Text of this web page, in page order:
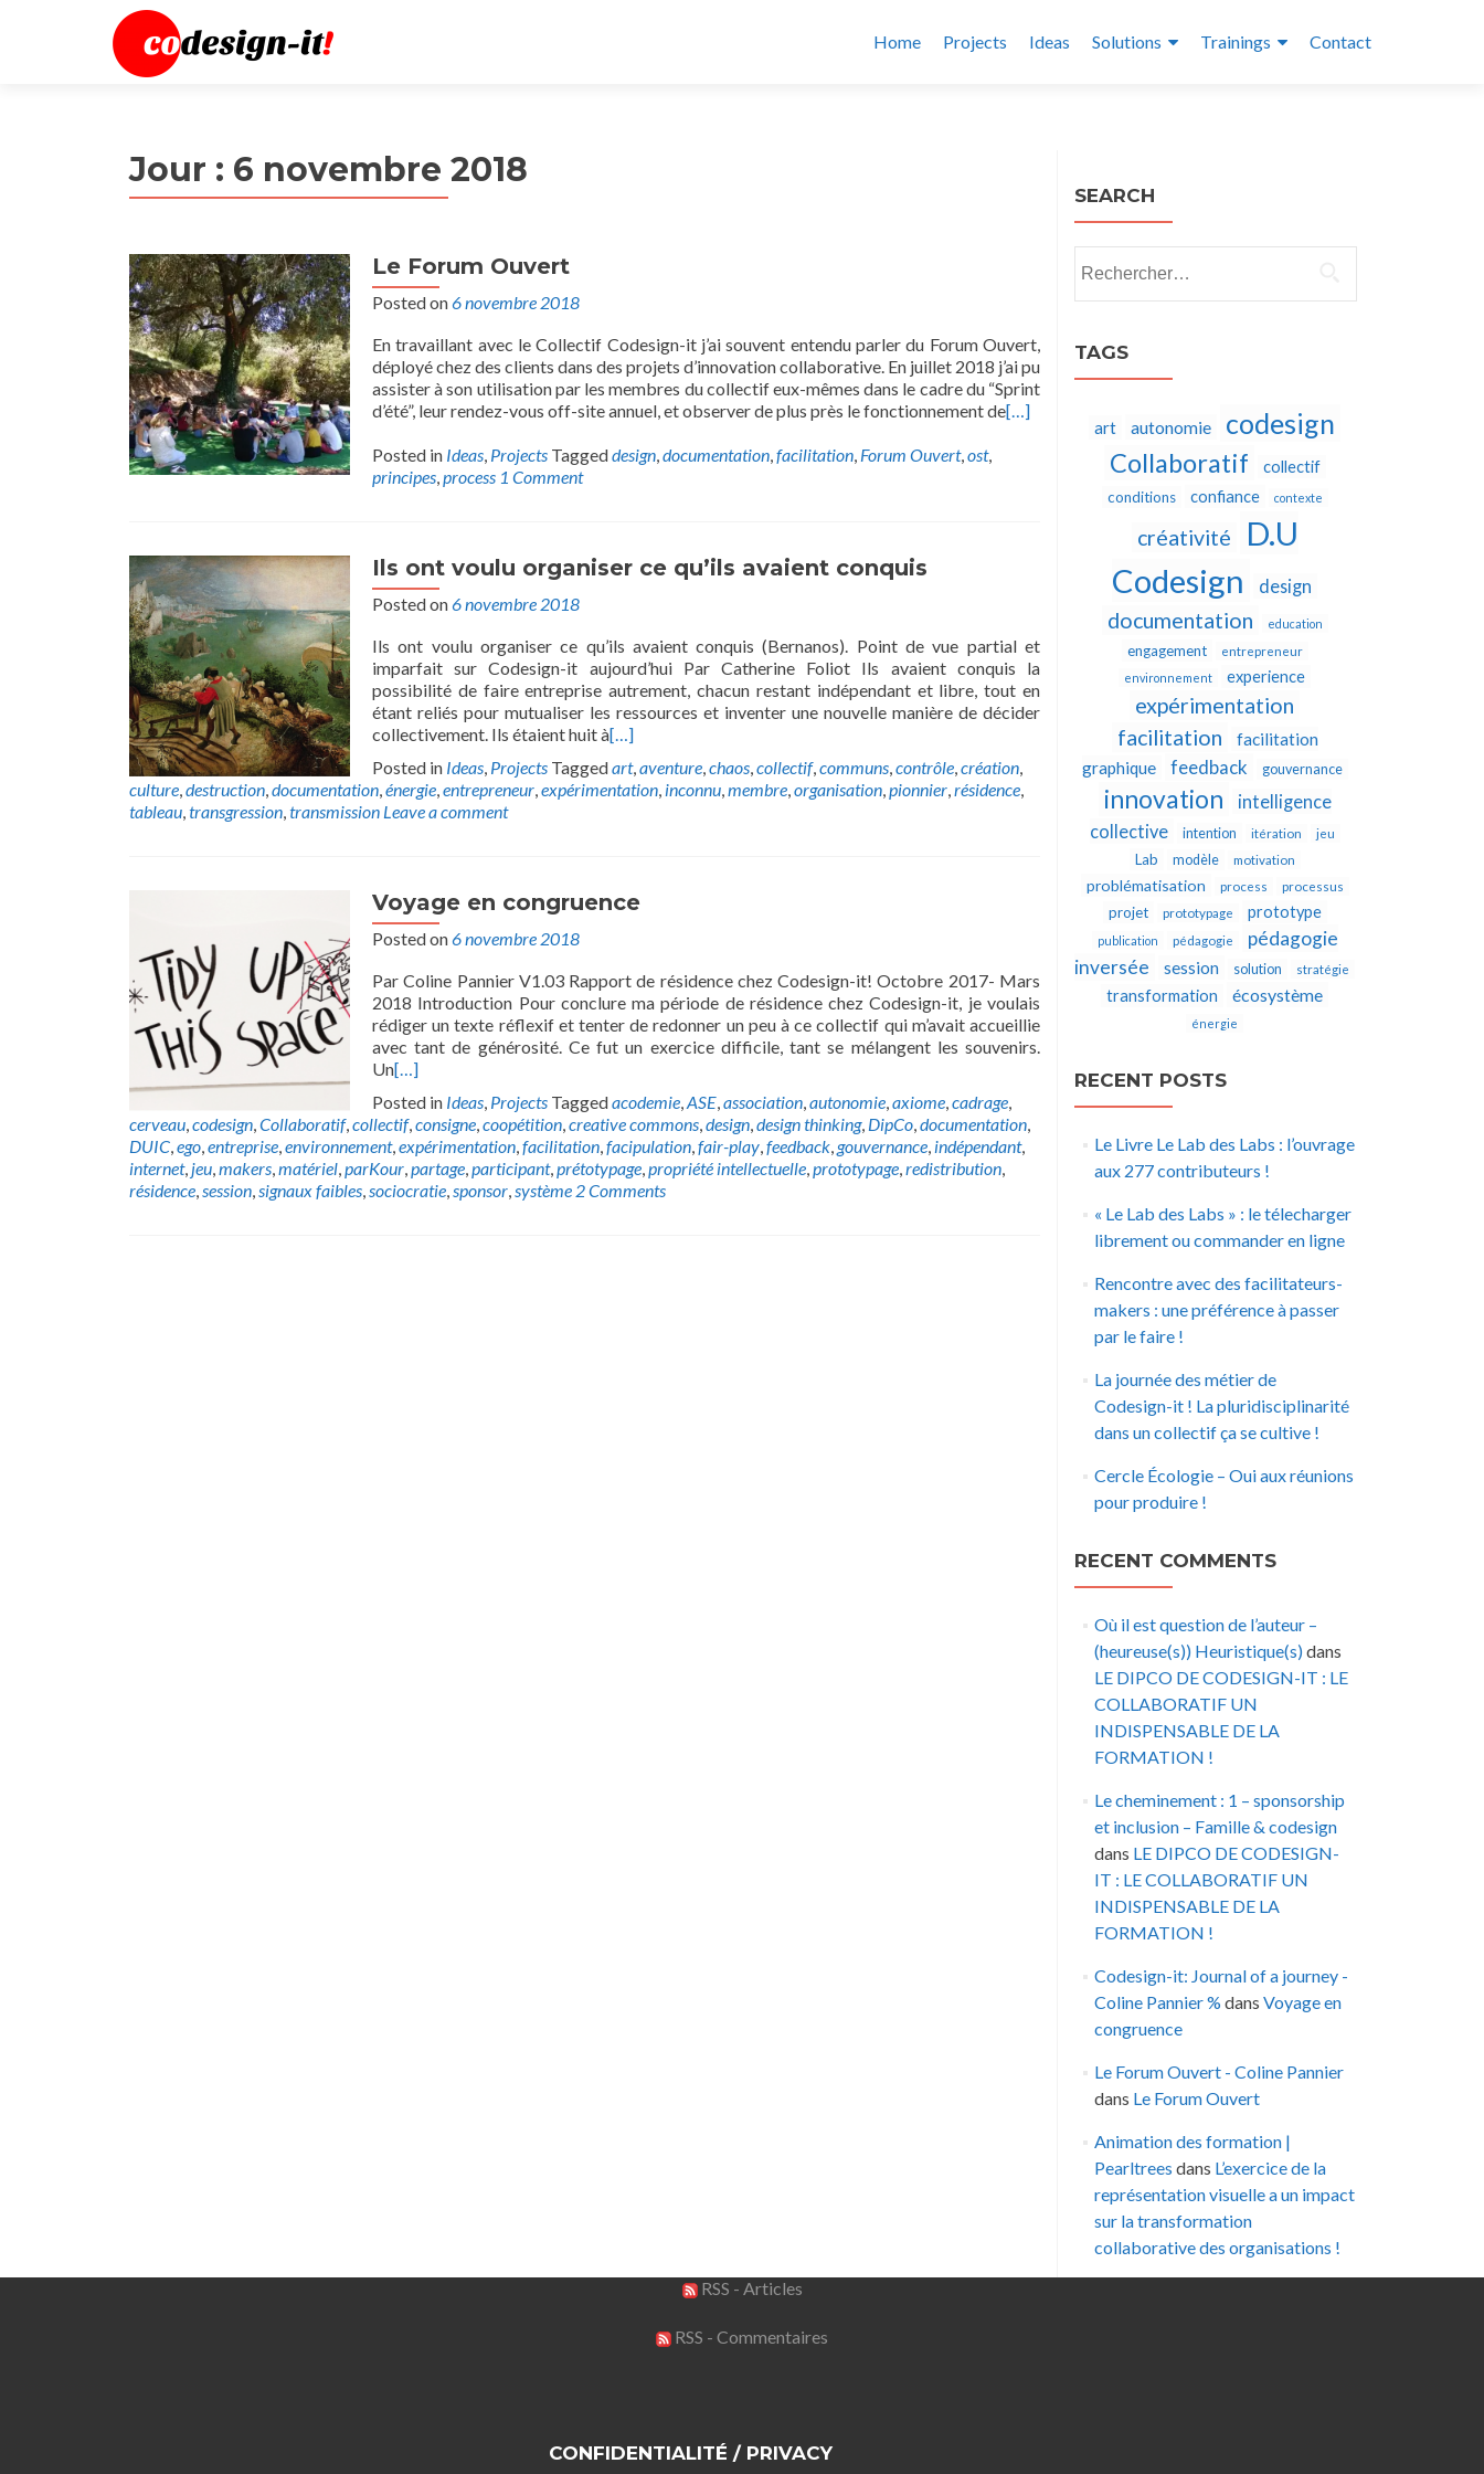
Home Projects Ideas Solutions Trainings Contact
Jour : 6 novembre 2018
Le Forum Ouvert
Posted on6 novembre 2018
En travaillant avec le Collectif Codesign-it j’ai souvent entendu parler du Forum Ouvert,
déployé chez des clients dans des projets d’innovation collaborative. En juillet 2018 j’ai pu
assister à son utilisation par les membres du collectif eux-mêmes dans le cadre du “Sprint
d’été”, leur rendez-vous off-site annuel, et observer de plus près le fonctionnement de[…]
Posted in Ideas, Projects Taggeddesign,documentation,facilitation, Forum Ouvert,ost,
principes,process 1 Comment
Ils ont voulu organiser ce qu’ils avaient conquis
Posted on6 novembre 2018
Ils ont voulu organiser ce qu’ils avaient conquis (Bernanos). Point de vue partial et
imparfait sur Codesign-it aujourd’hui Par Catherine Foliot Ils avaient conquis la
possibilité de faire entreprise autrement, chacun restant indépendant et libre, tout en
étant reliés pour mutualiser les ressources et inventer une nouvelle manière de décider
collectivement. Ils étaient huit à[…]
Posted in Ideas, Projects Taggedart,aventure,chaos,collectif,communs,contrôle,création,
culture,destruction,documentation,énergie,entrepreneur,expérimentation, inconnu,membre,organisation,pionnier,résidence,
tableau,transgression,transmission Leave a comment
Voyage en congruence
Posted on6 novembre 2018
Par Coline Pannier V1.03 Rapport de résidence chez Codesign-it! Octobre 2017- Mars
2018 Introduction Pour conclure ma période de résidence chez Codesign-it, je voulais
rédiger un texte réflexif et tenter de redonner un peu à ce collectif qui m’avait accueillie
avec tant de générosité. Ce fut un exercice difficile, tant se mélangent les souvenirs.
Un[…]
Posted in Ideas, Projects Taggedacodemie,ASE,association,autonomie,axiome,cadrage,
cerveau,codesign,Collaboratif,collectif,consigne,coopétition,creative commons,design,design thinking, DipCo,documentation,
DUIC,ego,entreprise,environnement,expérimentation,facilitation,facipulation,fair-play,feedback,gouvernance, indépendant,
internet, jeu,makers,matériel,parKour,partage,participant,prétotypage,propriété intellectuelle,prototypage,redistribution,
résidence,session,signaux faibles,sociocratie,sponsor,système 2 Comments
SEARCH
TAGS
art autonomie codesign
Collaboratif collectif
conditions confiance contexte
créativité
D.U
Codesign
design
documentation education
engagement
entrepreneur
environnement
experience
expérimentation
facilitation
facilitation
graphique
feedback gouvernance
innovation
intelligence
collective
intention itération jeu
Lab modèle motivation
problématisation process processus
projet prototypage prototype
publication pédagogie
pédagogie
inversée
session solution stratégie
transformation écosystème
énergie
RECENT POSTS
Le Livre Le Lab des Labs : l’ouvrage
aux 277 contributeurs !
« Le Lab des Labs » : le télecharger
librement ou commander en ligne
Rencontre avec des facilitateurs-
makers : une préférence à passer
par le faire !
La journée des métier de
Codesign-it ! La pluridisciplinarité
dans un collectif ça se cultive !
Cercle Écologie – Oui aux réunions
pour produire !
RECENT COMMENTS
Où il est question de l’auteur –
(heureuse(s)) Heuristique(s)dans
LE DIPCO DE CODESIGN-IT : LE
COLLABORATIF UN
INDISPENSABLE DE LA
FORMATION !
Le cheminement : 1 – sponsorship
et inclusion – Famille & codesign
dans LE DIPCO DE CODESIGN-
IT : LE COLLABORATIF UN
INDISPENSABLE DE LA
FORMATION !
Codesign-it: Journal of a journey -
Coline Pannier % dans Voyage en
congruence
Le Forum Ouvert - Coline Pannier
dans Le Forum Ouvert
Animation des formation |
Pearltrees dans L’exercice de la
représentation visuelle a un impact
sur la transformation
collaborative des organisations !
RSS - Articles
RSS - Commentaires
CONFIDENTIALITÉ / PRIVACY